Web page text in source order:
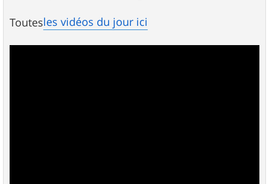
Toutesles vidéos du jour ici